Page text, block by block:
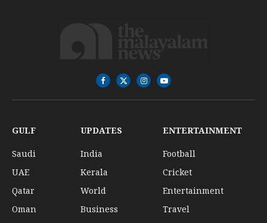
Facebook
X
(Twitter)
InstagramYouTube
GULF
Saudi
UAE
Qatar
Oman
UPDATES
India
Kerala
World
Business
ENTERTAINMENT
Football
Cricket
Entertainment
Travel